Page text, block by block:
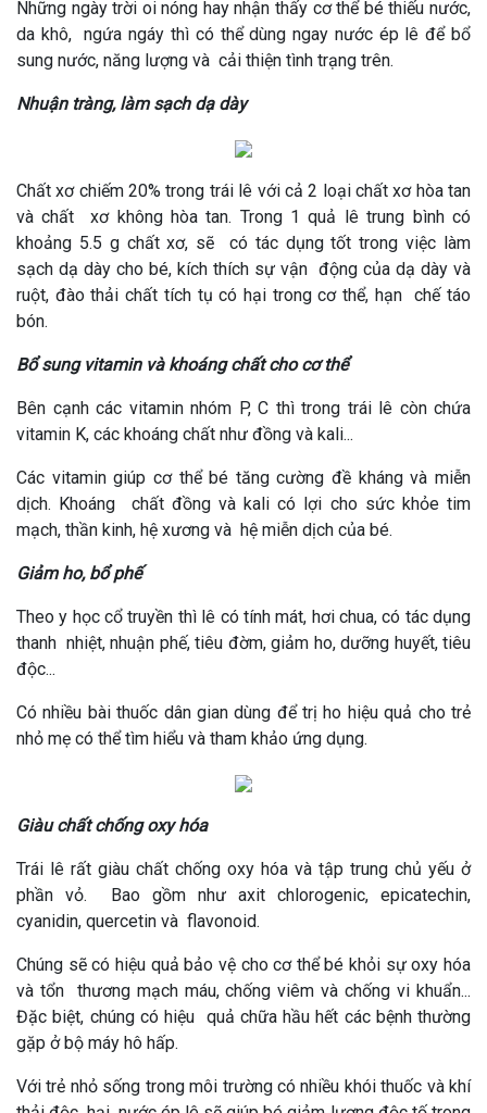
Những ngày trời oi nóng hay nhận thấy cơ thể bé thiếu nước,
da khô, ngứa ngáy thì có thể dùng ngay nước ép lê để bổ
sung nước, năng lượng và cải thiện tình trạng trên.
Nhuận tràng, làm sạch dạ dày
Chất xơ chiếm 20% trong trái lê với cả 2 loại chất xơ hòa tan
và chất xơ không hòa tan. Trong 1 quả lê trung bình có
khoảng 5.5 g chất xơ, sẽ có tác dụng tốt trong việc làm
sạch dạ dày cho bé, kích thích sự vận động của dạ dày và
ruột, đào thải chất tích tụ có hại trong cơ thể, hạn chế táo
bón.
Bổ sung vitamin và khoáng chất cho cơ thể
Bên cạnh các vitamin nhóm P, C thì trong trái lê còn chứa
vitamin K, các khoáng chất như đồng và kali...
Các vitamin giúp cơ thể bé tăng cường đề kháng và miễn
dịch. Khoáng chất đồng và kali có lợi cho sức khỏe tim
mạch, thần kinh, hệ xương và hệ miễn dịch của bé.
Giảm ho, bổ phế
Theo y học cổ truyền thì lê có tính mát, hơi chua, có tác dụng
thanh nhiệt, nhuận phế, tiêu đờm, giảm ho, dưỡng huyết, tiêu
độc...
Có nhiều bài thuốc dân gian dùng để trị ho hiệu quả cho trẻ
nhỏ mẹ có thể tìm hiểu và tham khảo ứng dụng.
Giàu chất chống oxy hóa
Trái lê rất giàu chất chống oxy hóa và tập trung chủ yếu ở
phần vỏ. Bao gồm như axit chlorogenic, epicatechin,
cyanidin, quercetin và flavonoid.
Chúng sẽ có hiệu quả bảo vệ cho cơ thể bé khỏi sự oxy hóa
và tổn thương mạch máu, chống viêm và chống vi khuẩn...
Đặc biệt, chúng có hiệu quả chữa hầu hết các bệnh thường
gặp ở bộ máy hô hấp.
Với trẻ nhỏ sống trong môi trường có nhiều khói thuốc và khí